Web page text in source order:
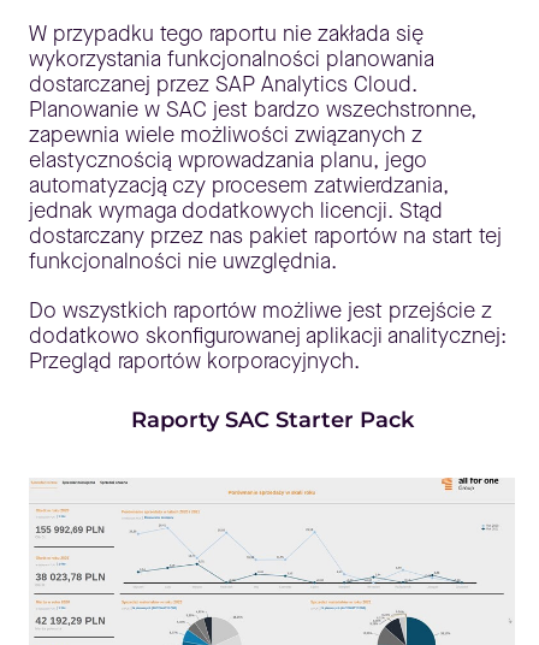
W przypadku tego raportu nie zakłada się
wykorzystania funkcjonalności planowania
dostarczanej przez SAP Analytics Cloud.
Planowanie w SAC jest bardzo wszechstronne,
zapewnia wiele możliwości związanych z
elastycznością wprowadzania planu, jego
automatyzacją czy procesem zatwierdzania,
jednak wymaga dodatkowych licencji. Stąd
dostarczany przez nas pakiet raportów na start tej
funkcjonalności nie uwzględnia.
Do wszystkich raportów możliwe jest przejście z
dodatkowo skonfigurowanej aplikacji analitycznej:
Przegląd raportów korporacyjnych.
Raporty SAC Starter Pack